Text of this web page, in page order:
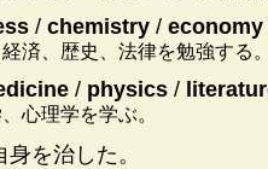
/ chemistry / economy
済、歴史、法律を勉強する
/ physics /
心理学を学ぶ。
を治した。